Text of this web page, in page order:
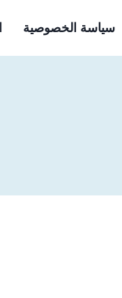
سياسة الخصوصية